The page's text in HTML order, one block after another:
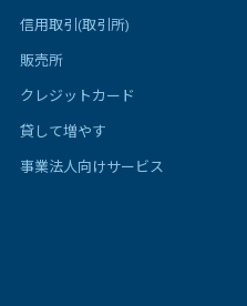
信用取引(取引所)
販売所
クレジットカード
貸して増やす
事業法人向けサービス